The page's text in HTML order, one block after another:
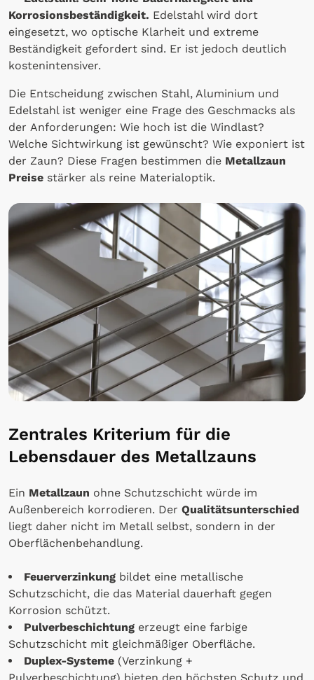
Korrosionsbeständigkeit. Edelstahl wird dort
eingesetzt, wo optische Klarheit und extreme
Beständigkeit gefordert sind. Er ist jedoch deutlich
kostenintensiver.
Die Entscheidung zwischen Stahl, Aluminium und
Edelstahl ist weniger eine Frage des Geschmacks als
der Anforderungen: Wie hoch ist die Windlast?
Welche Sichtwirkung ist gewünscht? Wie exponiert ist
der Zaun? Diese Fragen bestimmen die Metallzaun
Preise stärker als reine Materialoptik.
Zentrales Kriterium für die
Lebensdauer des Metallzauns
Ein Metallzaun ohne Schutzschicht würde im
Außenbereich korrodieren. Der Qualitätsunterschied
liegt daher nicht im Metall selbst, sondern in der
Oberflächenbehandlung.
Feuerverzinkung bildet eine metallische
Schutzschicht, die das Material dauerhaft gegen
Korrosion schützt.
Pulverbeschichtung erzeugt eine farbige
Schutzschicht mit gleichmäßiger Oberfläche.
Duplex-Systeme (Verzinkung +